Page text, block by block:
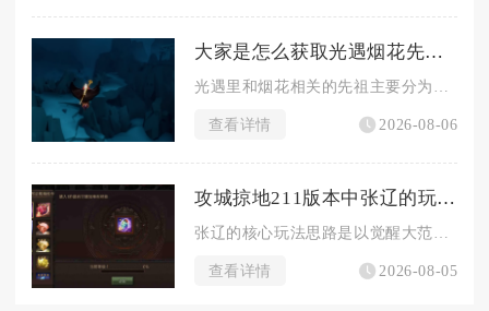
大家是怎么获取光遇烟花先祖的
查看详情 2026-08-06
攻城掠地211版本中张辽的玩法技巧是什么
查看详情 2026-08-05